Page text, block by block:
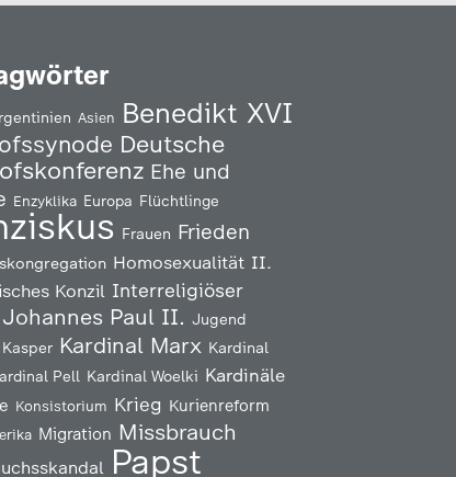
Asien Benedikt XVI
Deutsche
Ehe und
Enzyklika Europa Flüchtlinge
Frauen Frieden
Homosexualität II.
Konzil Interreligiöser
Johannes Paul II. Jugend
Kardinal Marx Kardinal
Pell Kardinal Woelki Kardinäle
Konsistorium Krieg Kurienreform
Migration Missbrauch
Papst